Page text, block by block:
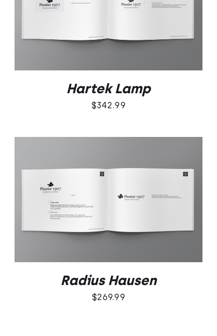
DODAJ DO KOSZYKA
/
Hartek Lamp
$342.99
DODAJ DO KOSZYKA
SZCZEGÓŁY
Radius Hausen
$269.99